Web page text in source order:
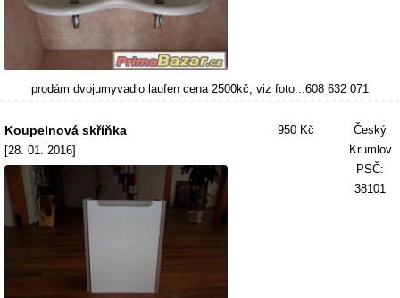
prodám dvojumyvadlo laufen cena 2500kč, viz foto...608 632 071
Koupelnová skříňka
[28. 01. 2016]
950 Kč
Český
Krumlov
PSČ:
38101